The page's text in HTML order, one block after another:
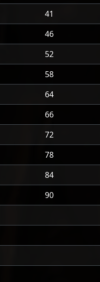
41
46
52
58
64
66
72
78
84
90